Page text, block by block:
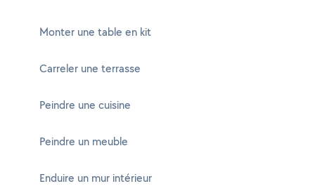
Monter une table en kit
Carreler une terrasse
Peindre une cuisine
Peindre un meuble
Enduire un mur intérieur